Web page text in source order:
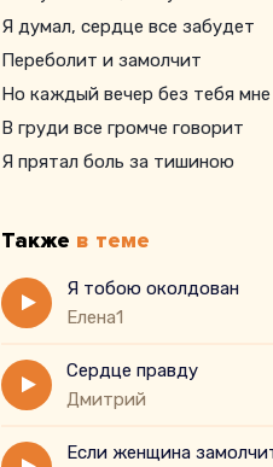
Я думал, сердце все забудет
Переболит и замолчит
Но каждый вечер без тебя мне
В груди все громче говорит
Я прятал боль за тишиною
Также в теме
Я тобою околдован
Елена1
Сердце правду
Дмитрий
Если женщина